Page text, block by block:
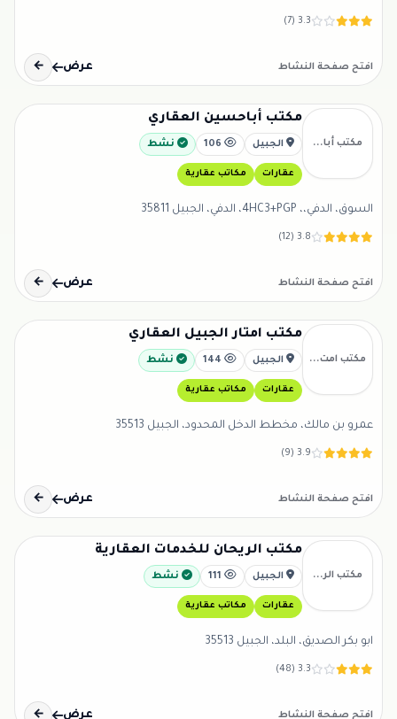
3.3 (7)
افتح صفحة النشاط عرض ←
مكتب أبا...
مكتب أباحسين العقاري
الجبيل نشط
عقارات مكاتب عقارية
السوق، الدفي،، 4HC3+PGP، الدفي، الجبيل 35811
3.8 (12)
افتح صفحة النشاط عرض ←
مكتب امت...
مكتب امتار الجبيل العقاري
الجبيل نشط
عقارات مكاتب عقارية
عمرو بن مالك، مخطط الدخل المحدود، الجبيل 35513
3.9 (9)
افتح صفحة النشاط عرض ←
مكتب الر...
مكتب الريحان للخدمات العقارية
الجبيل نشط
عقارات مكاتب عقارية
ابو بكر الصديق، البلد، الجبيل 35513
3.3 (48)
افتح صفحة النشاط عرض ←